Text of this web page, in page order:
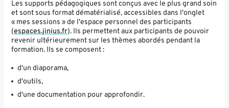
Les supports pédagogiques sont conçus avec le plus grand soin
et sont sous format dématérialisé, accessibles dans l'onglet
« mes sessions » de l'espace personnel des participants
(espaces.jinius.fr). Ils permettent aux participants de pouvoir
revenir ultérieurement sur les thèmes abordés pendant la
formation. Ils se composent :
d'un diaporama,
d'outils,
d'une documentation pour approfondir.